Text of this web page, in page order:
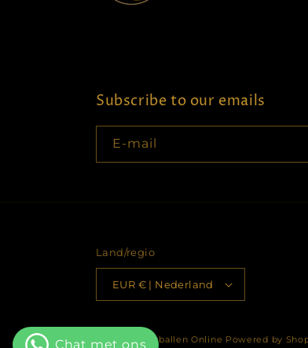
Subscribe to our emails
E‑mail
Land/regio
EUR € | Nederland
© 2026,Kerstballen Online Powered by